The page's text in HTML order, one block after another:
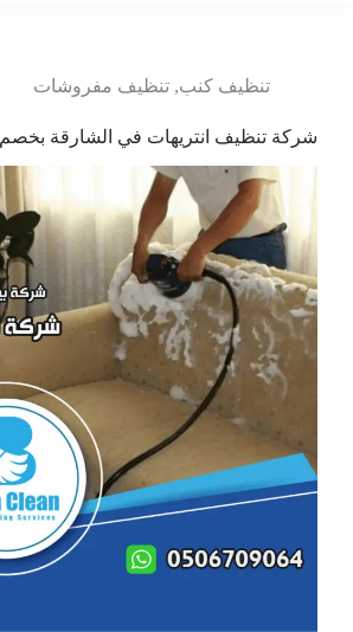
تنظيف كنب, تنظيف مفروشات
شركة تنظيف انتريهات في الشارقة بخصم 30%